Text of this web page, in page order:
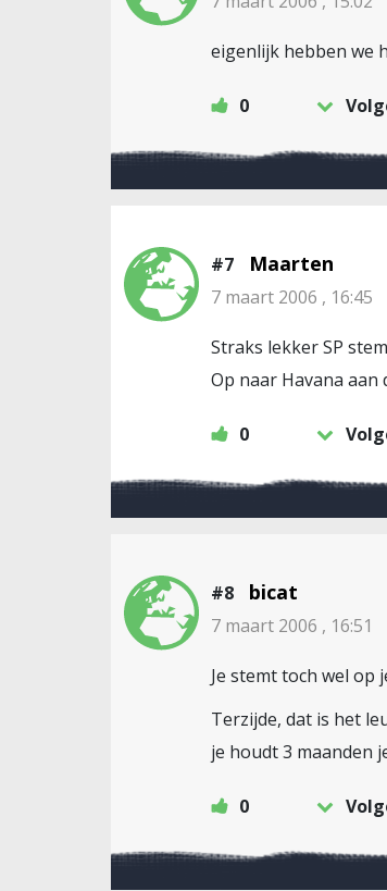
eigenlijk hebben we
0
#7 Maarten
7 maart 2006 , 16:45
Straks lekker SP
Op naar Havana aan
0
#8 bicat
7 maart 2006 , 16:51
Je stemt toch wel op
Terzijde, dat is het
je houdt 3 maanden
0